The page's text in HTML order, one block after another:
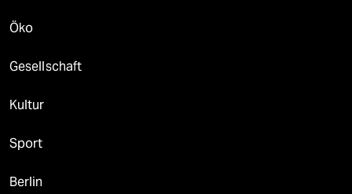
Öko
Gesellschaft
Kultur
Sport
Berlin